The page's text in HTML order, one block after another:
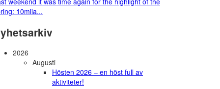
10mila...
2026
Augusti
Hösten 2026 – en höst full av
aktiviteter!